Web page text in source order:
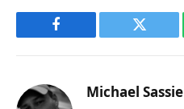
Facebook Twitter
Michael Sassie